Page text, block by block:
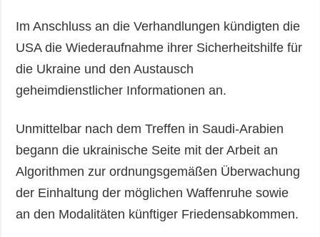
Im Anschluss an die Verhandlungen kündigten die
USA die Wiederaufnahme ihrer Sicherheitshilfe für
die Ukraine und den Austausch
geheimdienstlicher Informationen an.
Unmittelbar nach dem Treffen in Saudi-Arabien
begann die ukrainische Seite mit der Arbeit an
Algorithmen zur ordnungsgemäßen Überwachung
der Einhaltung der möglichen Waffenruhe sowie
an den Modalitäten künftiger Friedensabkommen.